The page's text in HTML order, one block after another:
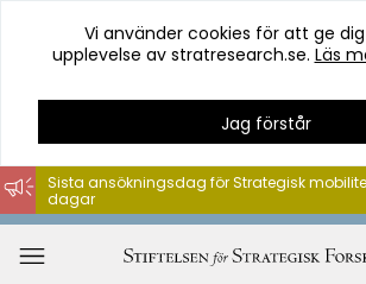
Hoppa
till
innehåll
Vi använder cookies för att ge
upplevelse av stratresearch.se. Läs
Jag förstår
Sista ansökningsdag för Strategisk
dagar